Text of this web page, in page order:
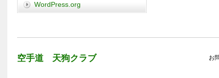
WordPress.org
空手道 天狗クラブ お